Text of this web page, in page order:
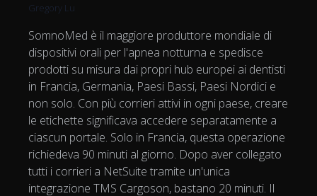
Gregory Lu
SomnoMed è il maggiore produttore mondiale di
dispositivi orali per l'apnea notturna e spedisce
prodotti su misura dai propri hub europei ai dentisti
in Francia, Germania, Paesi Bassi, Paesi Nordici e
non solo. Con più corrieri attivi in ogni paese, creare
le etichette significava accedere separatamente a
ciascun portale. Solo in Francia, questa operazione
richiedeva 90 minuti al giorno. Dopo aver collegato
tutti i corrieri a NetSuite tramite un'unica
integrazione TMS Cargoson, bastano 20 minuti. Il